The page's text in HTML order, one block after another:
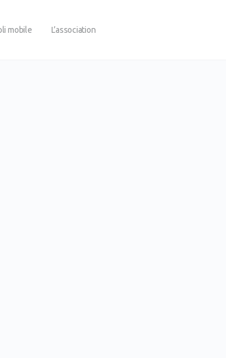
mobile L’association